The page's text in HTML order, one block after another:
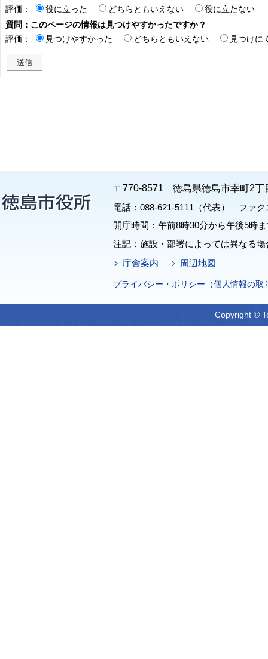
評価：
役に立った どちらともいえない
役に立たない
質問：このページの情報は見つけやすかったですか？
評価：
見つけやすかった どちらともいえない 見つけに
〒770-8571 徳島県徳島市幸町2丁
電話：088-621-5111（代表） ファク
開庁時間：午前8時30分から午後5時
注記：施設・部署によっては異なる
庁舎案内
周辺地図
プライバシー・ポリシー（個人情報の取
Copyright ©